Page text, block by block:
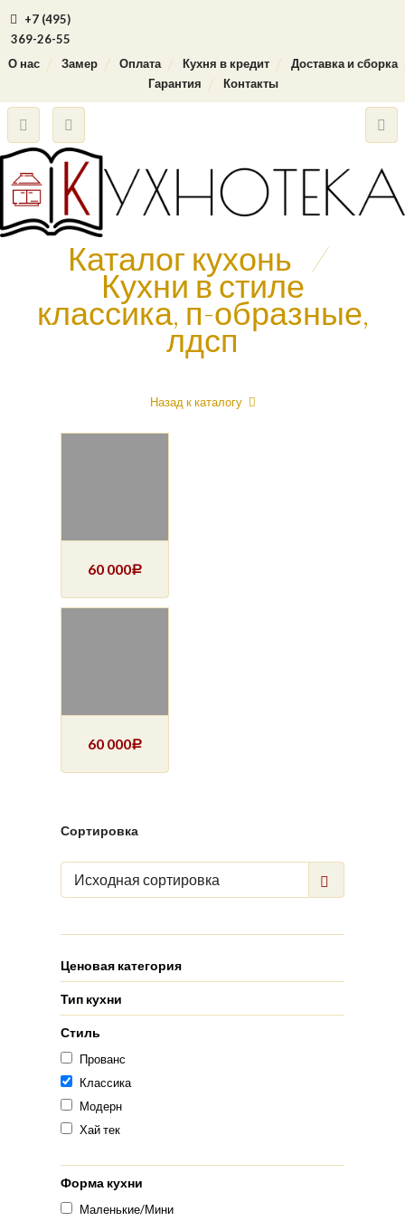
+7 (495)
369-26-55
О нас
Замер Оплата Кухня в кредит
Доставка и сборка
Гарантия
Контакты
Каталог кухонь /
Кухни в стиле
классика, п-образные,
лдсп
Назад к каталогу
60 000Р
60 000Р
Сортировка
Исходная сортировка
Ценовая категория
Тип кухни
Стиль
Прованс
Классика
Модерн
Хай тек
Форма кухни
Маленькие/Мини